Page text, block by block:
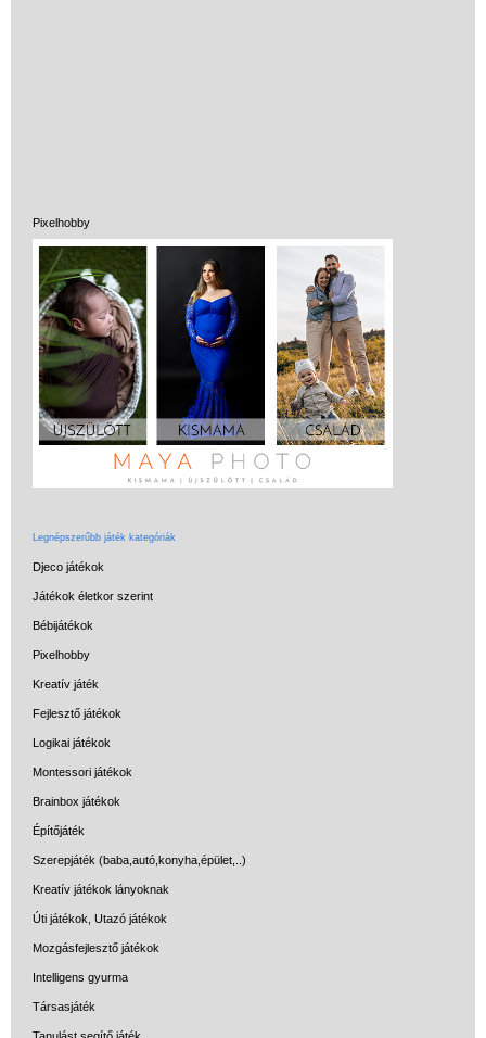
Pixelhobby
Legnépszerűbb játék kategóriák
Djeco játékok
Játékok életkor szerint
Bébijátékok
Pixelhobby
Kreatív játék
Fejlesztő játékok
Logikai játékok
Montessori játékok
Brainbox játékok
Építőjáték
Szerepjáték (baba,autó,konyha,épület,..)
Kreatív játékok lányoknak
Úti játékok, Utazó játékok
Mozgásfejlesztő játékok
Intelligens gyurma
Társasjáték